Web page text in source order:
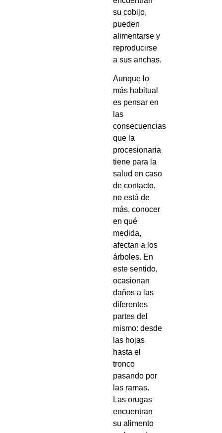
su cobijo,
pueden
alimentarse y
reproducirse
a sus anchas.
Aunque lo
más habitual
es pensar en
las
consecuencias
que la
procesionaria
tiene para la
salud en caso
de contacto,
no está de
más, conocer
en qué
medida,
afectan a los
árboles. En
este sentido,
ocasionan
daños a las
diferentes
partes del
mismo: desde
las hojas
hasta el
tronco
pasando por
las ramas.
Las orugas
encuentran
su alimento